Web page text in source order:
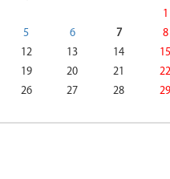
1
5 6 7 8
12 13 14 15
19 20 21 22
26 27 28 29